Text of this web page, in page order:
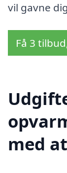
vil gavne
Få 3
med